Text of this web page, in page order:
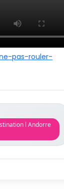
pas-rouler-
l Andorre